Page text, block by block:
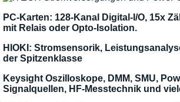
PC-Karten: 128-Kanal Digital-I/O, 15x
mit Relais oder Opto-Isolation.
HIOKI: Stromsensorik,
der Spitzenklasse
Keysight Oszilloskope, DMM, SMU,
Signalquellen, HF-Messtechnik und